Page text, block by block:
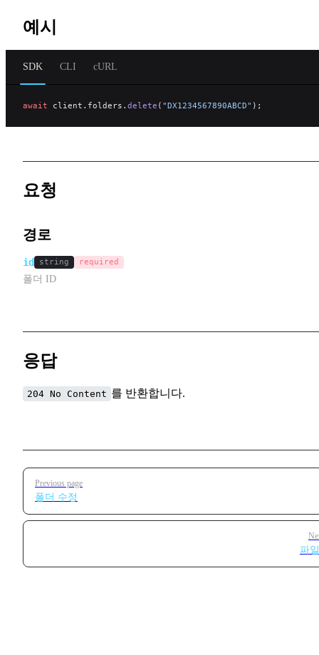
예시
SDK CLI cURL
await client.folders. delete ( "DX1234567890ABCD" );
요청
경로
id string required
폴더 ID
응답
204 No Content 를 반환합니다.
Pager
Previous page
폴더 수정
파